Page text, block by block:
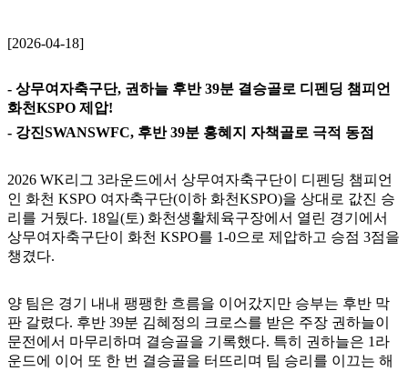
[2026-04-18]
- 상무여자축구단, 권하늘 후반 39분 결승골로 디펜딩 챔피언
화천KSPO 제압!
- 강진SWANSWFC, 후반 39분 홍혜지 자책골로 극적 동점
2026 WK리그 3라운드에서 상무여자축구단이 디펜딩 챔피언
인 화천 KSPO 여자축구단(이하 화천KSPO)을 상대로 값진 승
리를 거뒀다. 18일(토) 화천생활체육구장에서 열린 경기에서
상무여자축구단이 화천 KSPO를 1-0으로 제압하고 승점 3점을
챙겼다.
양 팀은 경기 내내 팽팽한 흐름을 이어갔지만 승부는 후반 막
판 갈렸다. 후반 39분 김혜정의 크로스를 받은 주장 권하늘이
문전에서 마무리하며 결승골을 기록했다. 특히 권하늘은 1라
운드에 이어 또 한 번 결승골을 터뜨리며 팀 승리를 이끄는 해